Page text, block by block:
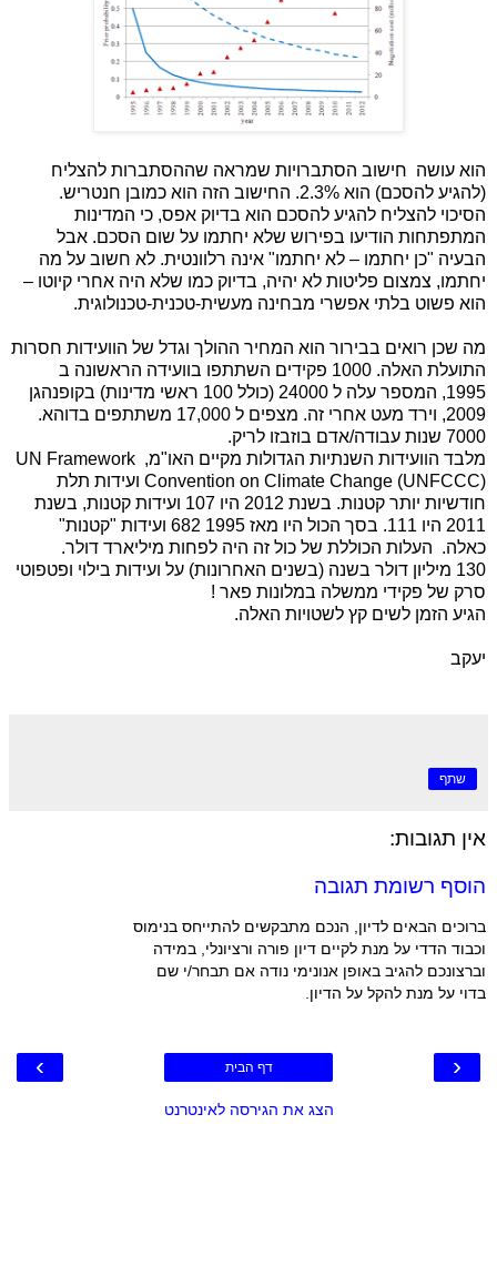
הוא עושה חישוב הסתברויות שמראה שההסתברות להצליח
(להגיע להסכם) הוא 2.3%. החישוב הזה הוא כמובן חנטריש.
הסיכוי להצליח להגיע להסכם הוא בדיוק אפס, כי המדינות
המתפתחות הודיעו בפירוש שלא יחתמו על שום הסכם. אבל
הבעיה "כן יחתמו – לא יחתמו" אינה רלוונטית. לא חשוב על מה
יחתמו, צמצום פליטות לא יהיה, בדיוק כמו שלא היה אחרי קיוטו –
הוא פשוט בלתי אפשרי מבחינה מעשית-טכנית-טכנולוגית.
מה שכן רואים בבירור הוא המחיר ההולך וגדל של הוועידות חסרות
התועלת האלה. 1000 פקידים השתתפו בוועידה הראשונה ב
1995, המספר עלה ל 24000 (כולל 100 ראשי מדינות) בקופנהגן
2009, וירד מעט אחרי זה. מצפים ל 17,000 משתתפים בדוהא.
7000 שנות עבודה/אדם בוזבזו לריק.
מלבד הוועידות השנתיות הגדולות מקיים האו"מ, UN Framework
Convention on Climate Change (UNFCCC) ועידות תלת
חודשיות יותר קטנות. בשנת 2012 היו 107 ועידות קטנות, בשנת
2011 היו 111. בסך הכול היו מאז 1995 682 ועידות "קטנות"
כאלה. העלות הכוללת של כול זה היה לפחות מיליארד דולר.
130 מיליון דולר בשנה (בשנים האחרונות) על ועידות בילוי ופטפוטי
סרק של פקידי ממשלה במלונות פאר !
הגיע הזמן לשים קץ לשטויות האלה.
יעקב
שתף
אין תגובות:
הוסף רשומת תגובה
ברוכים הבאים לדיון, הנכם מתבקשים להתייחס בנימוס
וכבוד הדדי על מנת לקיים דיון פורה ורציונלי, במידה
וברצונכם להגיב באופן אנונימי נודה אם תבחר/י שם
בדוי על מנת להקל על הדיון.
‹
› דף הבית
הצג את הגירסה לאינטרנט